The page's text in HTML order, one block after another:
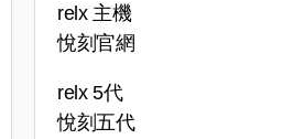
relx 主機
悅刻官網
relx 5代
悅刻五代